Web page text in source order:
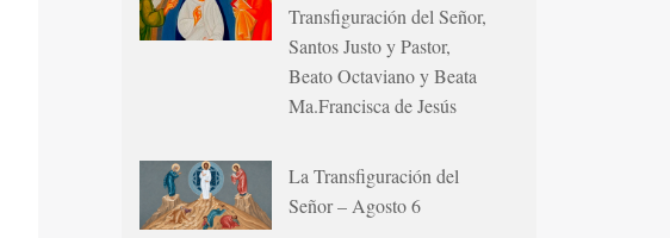
Transfiguración del Señor,
Santos Justo y Pastor,
Beato Octaviano y Beata
Ma.Francisca de Jesús
La Transfiguración del
Señor – Agosto 6